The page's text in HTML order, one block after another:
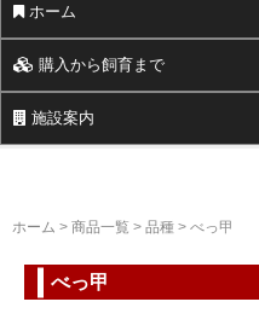
ホーム
購入から飼育まで
施設案内
ホーム > 商品一覧 > 品種 > べっ甲
べっ甲